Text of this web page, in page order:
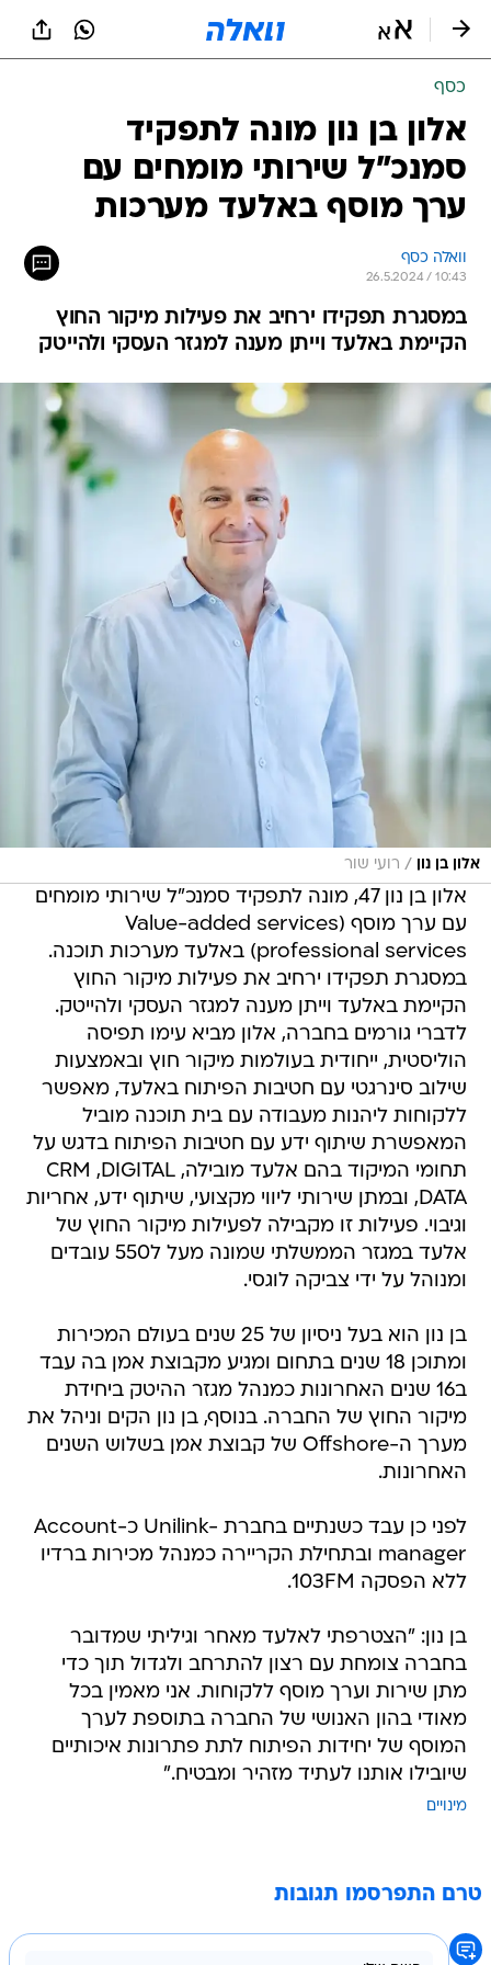
כסף
אלון בן נון מונה לתפקיד
סמנכ"ל שירותי מומחים עם
ערך מוסף באלעד מערכות
וואלה כסף
26.5.2024 / 10:43
במסגרת תפקידו ירחיב את פעילות מיקור החוץ
הקיימת באלעד וייתן מענה למגזר העסקי ולהייטק
אלון בן נון / רועי שור
אלון בן נון 47, מונה לתפקיד סמנכ"ל שירותי מומחים
עם ערך מוסף (Value-added services
professional services) באלעד מערכות תוכנה.
במסגרת תפקידו ירחיב את פעילות מיקור החוץ
הקיימת באלעד וייתן מענה למגזר העסקי ולהייטק.
לדברי גורמים בחברה, אלון מביא עימו תפיסה
הוליסטית, ייחודית בעולמות מיקור חוץ ובאמצעות
שילוב סינרגטי עם חטיבות הפיתוח באלעד, מאפשר
ללקוחות ליהנות מעבודה עם בית תוכנה מוביל
המאפשרת שיתוף ידע עם חטיבות הפיתוח בדגש על
תחומי המיקוד בהם אלעד מובילה, CRM ,DIGITAL
,DATA ובמתן שירותי ליווי מקצועי, שיתוף ידע, אחריות
וגיבוי. פעילות זו מקבילה לפעילות מיקור החוץ של
אלעד במגזר הממשלתי שמונה מעל ל550 עובדים
ומנוהל על ידי צביקה לוגסי.
בן נון הוא בעל ניסיון של 25 שנים בעולם המכירות
ומתוכן 18 שנים בתחום ומגיע מקבוצת אמן בה עבד
ב16 שנים האחרונות כמנהל מגזר ההיטק ביחידת
מיקור החוץ של החברה. בנוסף, בן נון הקים וניהל את
מערך ה-Offshore של קבוצת אמן בשלוש השנים
האחרונות.
לפני כן עבד כשנתיים בחברת -Unilink כ-Account
manager ובתחילת הקריירה כמנהל מכירות ברדיו
ללא הפסקה 103FM.
בן נון: "הצטרפתי לאלעד מאחר וגיליתי שמדובר
בחברה צומחת עם רצון להתרחב ולגדול תוך כדי
מתן שירות וערך מוסף ללקוחות. אני מאמין בכל
מאודי בהון האנושי של החברה בתוספת לערך
המוסף של יחידות הפיתוח לתת פתרונות איכותיים
שיובילו אותנו לעתיד מזהיר ומבטיח."
מינויים
טרם התפרסמו תגובות